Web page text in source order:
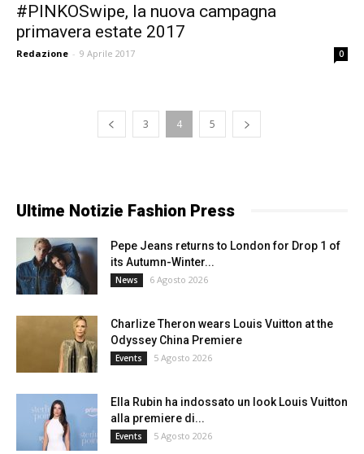
#PINKOSwipe, la nuova campagna
primavera estate 2017
Redazione - 9 Aprile 2017 0
3 4 5
Ultime Notizie Fashion Press
Pepe Jeans returns to London for Drop 1 of
its Autumn-Winter...
News 6 Agosto 2026
Charlize Theron wears Louis Vuitton at the
Odyssey China Premiere
Events 5 Agosto 2026
Ella Rubin ha indossato un look Louis Vuitton
alla premiere di...
Events 5 Agosto 2026